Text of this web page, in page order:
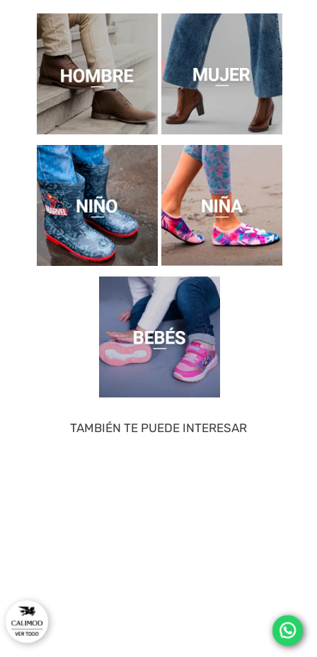
TAMBIÉN TE PUEDE INTERESAR
Sandalia De Mujer Negro 2GZB35 Zapatillas Casual Marron 2FY025